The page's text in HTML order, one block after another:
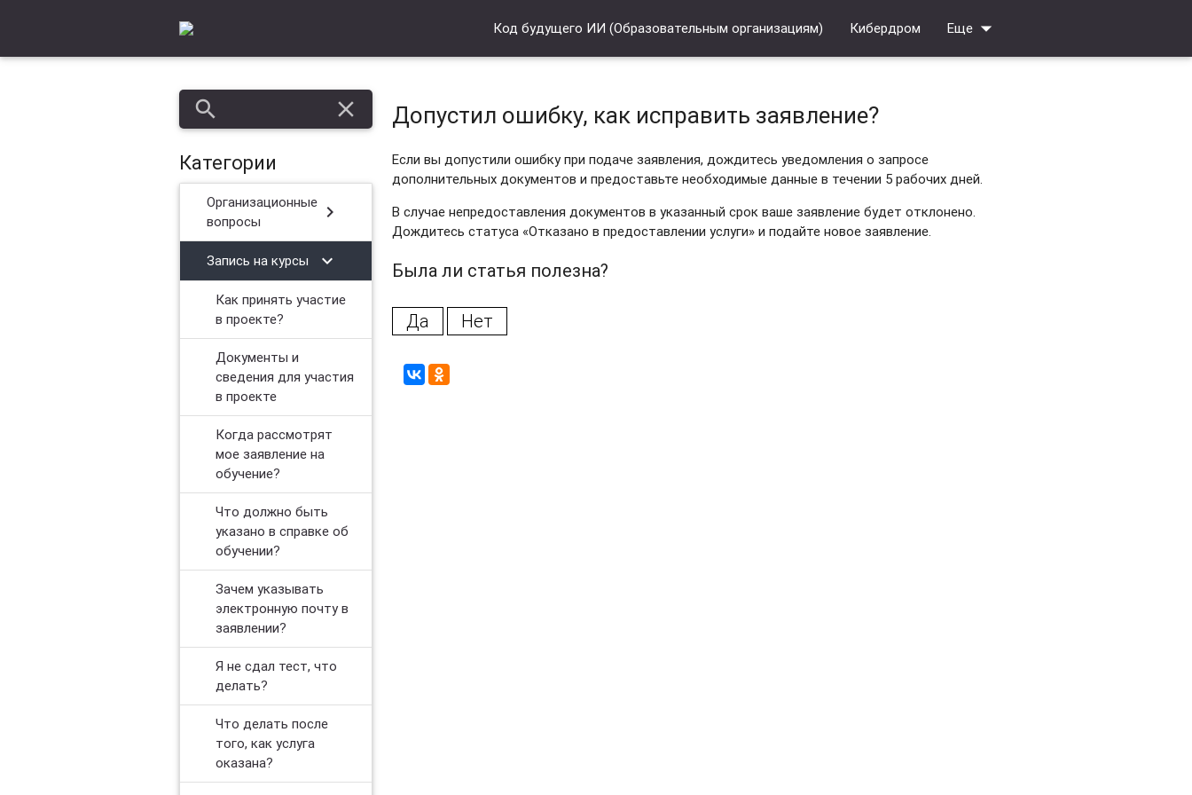
Код будущего ИИ (Образовательным организациям) Кибердром Еще arrow_drop_down
search close
Категории
Организационные
вопросы
chevron_right
Запись на курсы chevron_right
Как принять участие
в проекте?
Документы и
сведения для участия
в проекте
Когда рассмотрят
мое заявление на
обучение?
Что должно быть
указано в справке об
обучении?
Зачем указывать
электронную почту в
заявлении?
Я не сдал тест, что
делать?
Что делать после
того, как услуга
оказана?
Допустил ошибку, как исправить заявление?
Если вы допустили ошибку при подаче заявления, дождитесь уведомления о запросе
дополнительных документов и предоставьте необходимые данные в течении 5 рабочих дней.
В случае непредоставления документов в указанный срок ваше заявление будет отклонено.
Дождитесь статуса «Отказано в предоставлении услуги» и подайте новое заявление.
Была ли статья полезна?
Да Нет